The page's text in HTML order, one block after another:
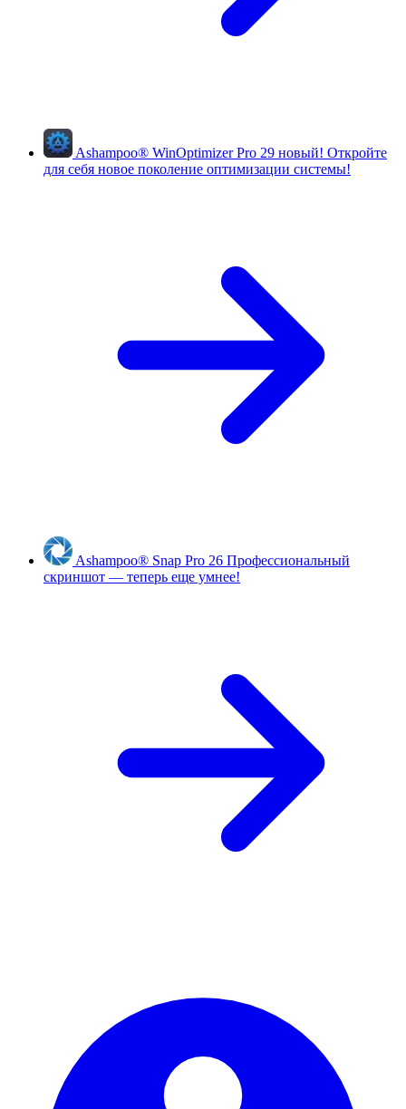
Ashampoo® WinOptimizer Pro 29 новый! Откройте
для себя новое поколение оптимизации системы!
Ashampoo® Snap Pro 26 Профессиональный
скриншот — теперь еще умнее!